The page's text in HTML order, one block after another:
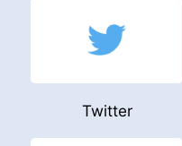
Twitter